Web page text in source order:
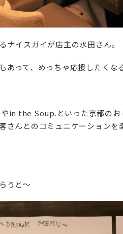
ナイスガイが店主の水田さん。
あって、めっちゃ応援したくな
in the Soup.といった京都の
さんとのコミュニケーション
うと～